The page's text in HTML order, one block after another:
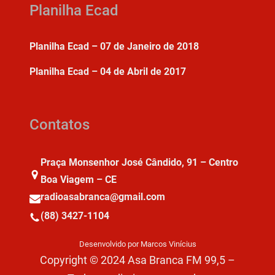
Planilha Ecad
Planilha Ecad – 07 de Janeiro de 2018
Planilha Ecad – 04 de Abril de 2017
Contatos
Praça Monsenhor José Cândido, 91 – Centro
Boa Viagem – CE
radioasabranca@gmail.com
(88) 3427-1104
Desenvolvido por Marcos Vinícius
Copyright © 2024 Asa Branca FM 99,5 –